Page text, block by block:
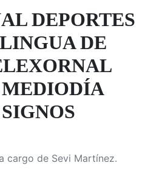
DEPORTES
DE
MEDIODÍA
cargo de Sevi Martínez.